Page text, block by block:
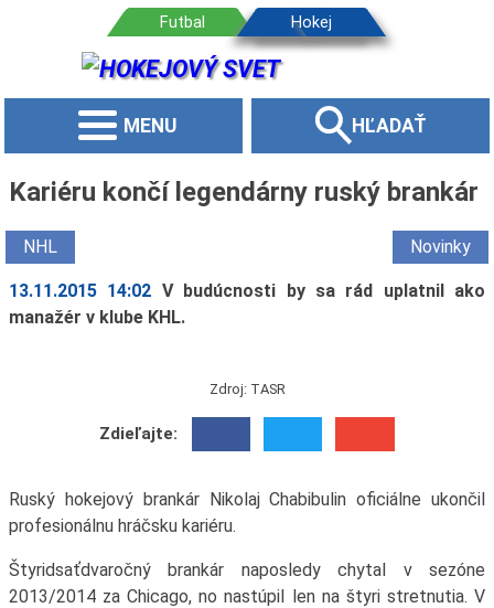
MENU HĽADAŤ
Kariéru končí legendárny ruský brankár
NHL Novinky
13.11.2015 14:02 V budúcnosti by sa rád uplatnil ako
manažér v klube KHL.
Zdroj: TASR
Zdieľajte:
Ruský hokejový brankár Nikolaj Chabibulin oficiálne ukončil
profesionálnu hráčsku kariéru.
Štyridsaťdvaročný brankár naposledy chytal v sezóne
2013/2014 za Chicago, no nastúpil len na štyri stretnutia. V